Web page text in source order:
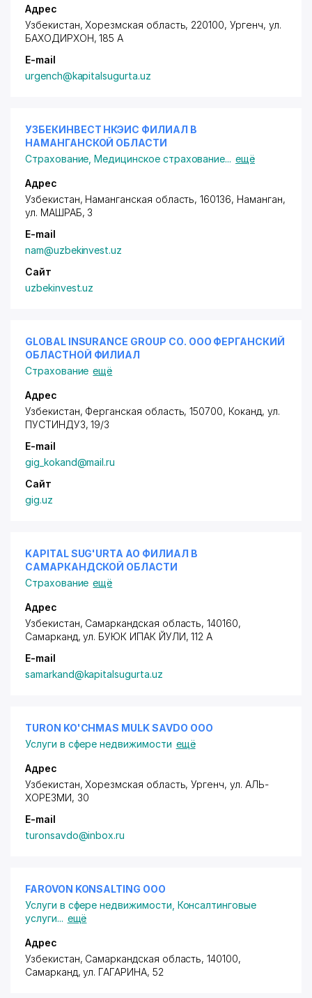
Адрес
Узбекистан, Хорезмская область, 220100, Ургенч, ул.
БАХОДИРХОН, 185 А
E-mail
urgench@kapitalsugurta.uz
УЗБЕКИНВЕСТ НКЭИС ФИЛИАЛ В
НАМАНГАНСКОЙ ОБЛАСТИ
Страхование ,Медицинское страхование... ещё
Адрес
Узбекистан, Наманганская область, 160136, Наманган,
ул. МАШРАБ, 3
E-mail
nam@uzbekinvest.uz
Сайт
uzbekinvest.uz
GLOBAL INSURANCE GROUP СО. ООО ФЕРГАНСКИЙ
ОБЛАСТНОЙ ФИЛИАЛ
Страхование ещё
Адрес
Узбекистан, Ферганская область, 150700, Коканд, ул.
ПУСТИНДУЗ, 19/3
E-mail
gig_kokand@mail.ru
Сайт
gig.uz
KAPITAL SUG'URTA АО ФИЛИАЛ В
САМАРКАНДСКОЙ ОБЛАСТИ
Страхование ещё
Адрес
Узбекистан, Самаркандская область, 140160,
Самарканд,ул. БУЮК ИПАК ЙУЛИ, 112 А
E-mail
samarkand@kapitalsugurta.uz
TURON KO'CHMAS MULK SAVDO ООО
Услуги в сфере недвижимости ещё
Адрес
Узбекистан, Хорезмская область, Ургенч, ул. АЛЬ-
ХОРЕЗМИ, 30
E-mail
turonsavdo@inbox.ru
FAROVON KONSALTING ООО
Услуги в сфере недвижимости Консалтинговые
услуги... ещё
Адрес
Узбекистан, Самаркандская область, 140100,
Самарканд,ул. ГАГАРИНА, 52